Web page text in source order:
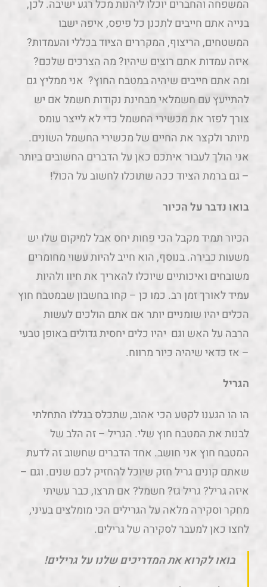
המשפחה והחברים יוכלו ליהנות מכל רגע ישיבה. לכן,
בנייה אתם חייבים לתכנן כל פיפס, איפה ישבו
המשטחים, הריצוף, המקררים הציוד בכללי והעמדות?
איזה עמדות אתם רוצים שיהיו? מה הצרכים שלכם?
ומה אתם חייבים שיהיה במטבח החוץ? אני ממליץ גם
להתייעץ עם חשמלאי מבחינת נקודות חשמל אם יש
צורך לפזר את מכשירי החשמל כדי לא לייצר עומס
מיותר ולקצר את החיים של מכשירי החשמל השונים.
אני הולך לעבור איתכם כאן על הדברים החשובים ביותר
– גם ברמת הציוד ככה שתוכלו לחשוב על הכול!
בואו נדבר על הכיור
הכיור תמיד מקבל הכי פחות יחס אבל למיקום שלו יש
משעות כבירה. בנוסף, הוא חייב להיות עשוי מחומרים
משובחים ואיכותיים שיוכלו להאריך את חיוו ולהיות
עמיד לאורך זמן רב. כמו כן – קחו בחשבון שבמטבח חוץ
הכלים יהיו שומניים יותר אם אתם הולכים לעשות
הרבה על האש וגם יהיו כלים יחסית גדולים באופן טבעי
– אז כדאי שיהיה כיור מרווח.
הגריל
הו הו הגענו לקטע הכי אהוב, שתכלס בגללו התחלתי
לבנות את המטבח חוץ שלי. הגריל – זה הלב של
המטבח חוץ אני חושב. אחד הדברים שחשוב זה לדעת
שאתם קונים גריל חזק שיוכל להחזיק לכם שנים. וגם –
איזה גריל? גריל גז? חשמל? אם תרצו, כבר עשיתי
מחקר וסקירה מלאה על הגרילים הכי מומלצים בעיני,
לחצו כאן למעבר לסקירה של גרילים.
בואו לקרוא את המדריכים שלנו על גרילים!